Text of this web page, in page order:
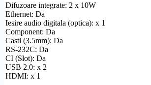
Difuzoare integrate: 2 x 10W
Ethernet: Da
Iesire audio digitala (optica): x 1
Component: Da
Casti (3.5mm): Da
RS-232C: Da
CI (Slot): Da
USB 2.0: x 2
HDMI: x 1